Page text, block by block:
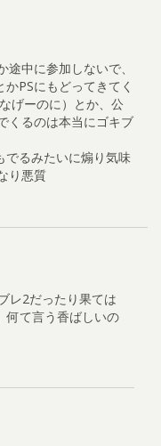
中に参加しないで、
PSにもどってきてく
げーのに）とか、公
くるのは本当にゴキブ
でるみたいに煽り気味
り悪質
レ2だったり果ては
何て言う香ばしいの